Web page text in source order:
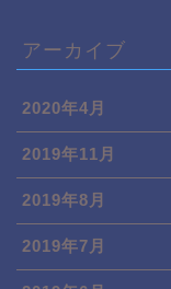
アーカイブ
2020年4月
2019年11月
2019年8月
2019年7月